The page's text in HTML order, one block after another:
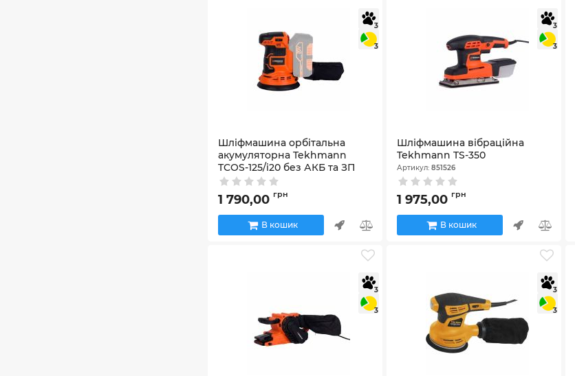
3
3
Шліфмашина орбітальна
акумуляторна Tekhmann
TCOS-125/i20 без АКБ та ЗП
Артикул:852741
1 790,00 грн
В кошик
3
3
Шліфмашина вібраційна
Tekhmann TS-350
Артикул:851526
1 975,00 грн
В кошик
3
3
3
3